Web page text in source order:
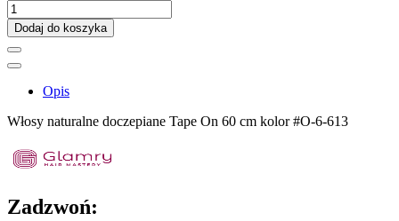
Dodaj do koszyka
Opis
Włosy naturalne doczepiane Tape On 60 cm kolor #O-6-613
Zadzwoń: